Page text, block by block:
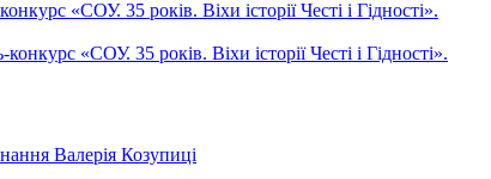
«СОУ. 35 років. Віхи історії Честі і Гідності».
«СОУ. 35 років. Віхи історії Честі і Гідності».
Валерія Козупиці